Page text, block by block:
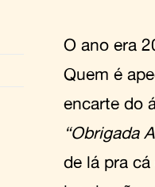
O ano era
Quem é
encarte do
“Obrigada
de lá pra